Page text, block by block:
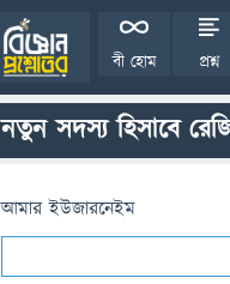
বী হোম প্রশ্ন
নতুন সদস্য হিসাবে
আমার ইউজারনেইম